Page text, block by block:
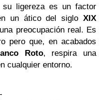
su ligereza es un factor
un ático del siglo XIX
preocupación real. Es
pero que, en acabados
Roto, respira una
cualquier entorno.